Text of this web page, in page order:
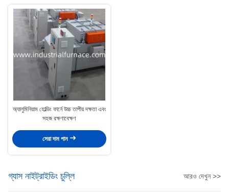
অ্যালুমিনিয়াম হোল্ডিং ফার্নে উচ্চ তাপীয় দক্ষতা এবং
সহজ রক্ষণাবেক্ষণ
সেরা দাম পান
গ্যাস নাইট্রাইডিং চুল্লি আরও দেখুন >>